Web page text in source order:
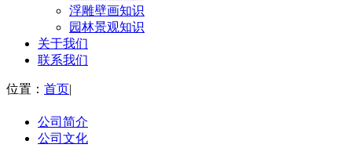
浮雕壁画知识
园林景观知识
关于我们
联系我们
位置： 首页|
公司简介
公司文化